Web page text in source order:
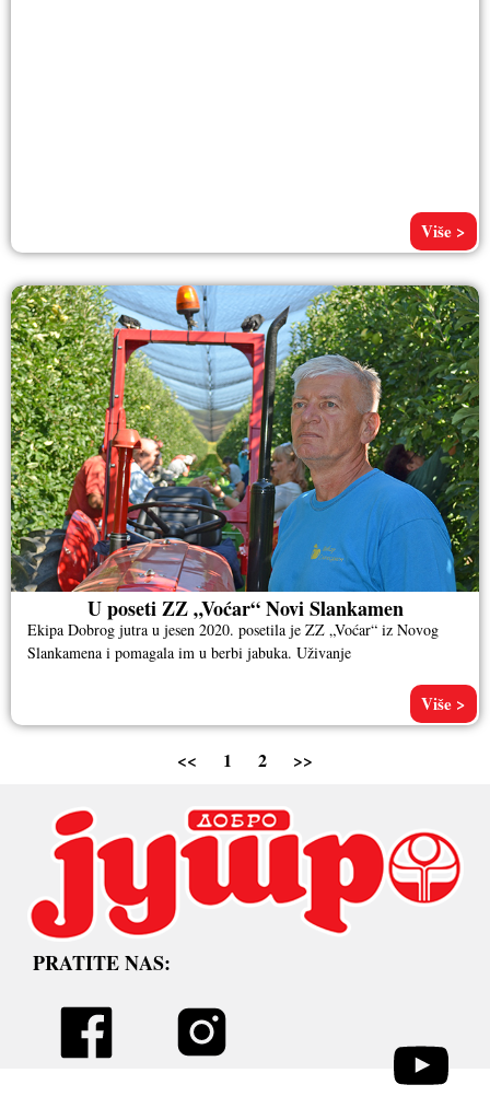
Više >
U poseti ZZ „Voćar“ Novi Slankamen
Ekipa Dobrog jutra u jesen 2020. posetila je ZZ „Voćar“ iz Novog
Slankamena i pomagala im u berbi jabuka. Uživanje
Više >
<< 1 2 >>
PRATITE NAS: